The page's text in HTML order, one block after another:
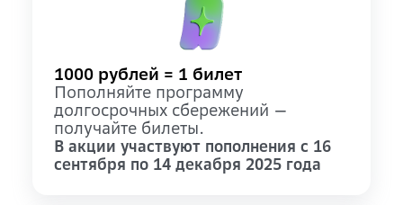
1000 рублей = 1 билет
Пополняйте программу
долгосрочных сбережений —
получайте билеты.
В акции участвуют пополнения с 16
сентября по 14 декабря 2025 года